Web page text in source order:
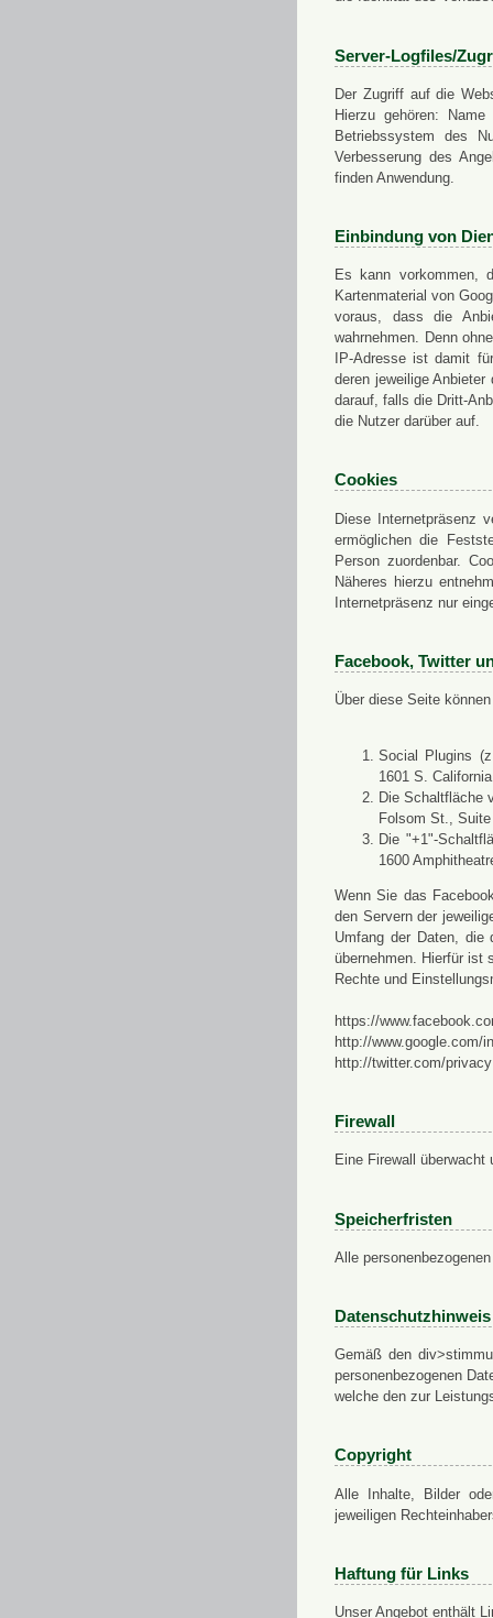
Server-Logfiles/
Der Zugriff auf die
Hierzu gehören:
Betriebssystem des
Verbesserung des
finden Anwendung.
Einbindung von
Es kann vorkommen,
Kartenmaterial von
voraus, dass die
wahrnehmen. Denn
IP-Adresse ist damit
deren jeweilige
darauf, falls die Dritt-
die Nutzer darüber auf.
Cookies
Diese Internetpräsenz
ermöglichen die
Person zuordenbar.
Näheres hierzu
Internetpräsenz nur
Facebook, Twitter
Über diese Seite
Social Plugins
1601 S.
Die Schaltfläche
Folsom St.,
Die "+1"-
1600
Wenn Sie das
den Servern der
Umfang der Daten, die
übernehmen. Hierfür ist
Rechte und
https://
http://www.google.com/
http://twitter.com/privacy
Firewall
Eine Firewall
Speicherfristen
Alle
Datenschutzhinweis
Gemäß den
personenbezogenen
welche den zur
Copyright
Alle Inhalte, Bilder
jeweiligen
Haftung für Links
Unser Angebot enthält